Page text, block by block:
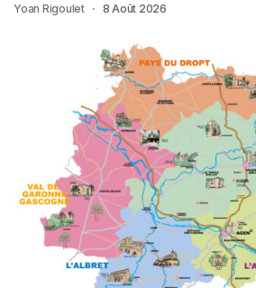
Yoan Rigoulet 8 Août 2026